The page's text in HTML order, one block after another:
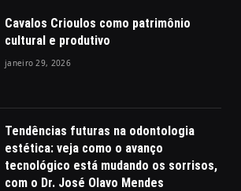
Cavalos Crioulos como patrimônio
cultural e produtivo
janeiro 29, 2026
Tendências futuras na odontologia
estética: veja como o avanço
tecnológico está mudando os sorrisos,
com o Dr. José Olavo Mendes